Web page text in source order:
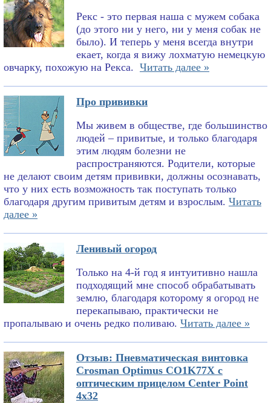
Рекс - это первая наша с мужем собака
(до этого ни у него, ни у меня собак не
было). И теперь у меня всегда внутри
екает, когда я вижу лохматую немецкую
овчарку, похожую на Рекса. Читать далее »
Про прививки
Мы живем в обществе, где большинство
людей – привитые, и только благодаря
этим людям болезни не
распространяются. Родители, которые
не делают своим детям прививки, должны осознавать,
что у них есть возможность так поступать только
благодаря другим привитым детям и взрослым. Читать
далее »
Ленивый огород
Только на 4-й год я интуитивно нашла
подходящий мне способ обрабатывать
землю, благодаря которому я огород не
перекапываю, практически не
пропалываю и очень редко поливаю. Читать далее »
Отзыв: Пневматическая винтовка
Crosman Optimus CO1K77X с
оптическим прицелом Center Point
4x32